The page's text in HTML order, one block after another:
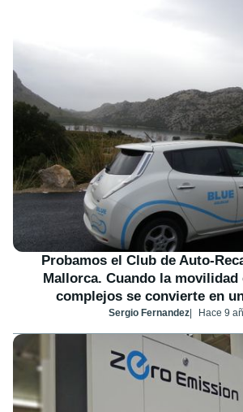
Probamos el Club de Auto-
Mallorca. Cuando la
complejos se convierte en
Sergio Fernandez Hace 9